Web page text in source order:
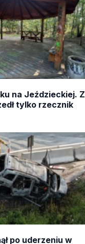
na Jeździeckiej. Z
tylko rzecznik
po uderzeniu w